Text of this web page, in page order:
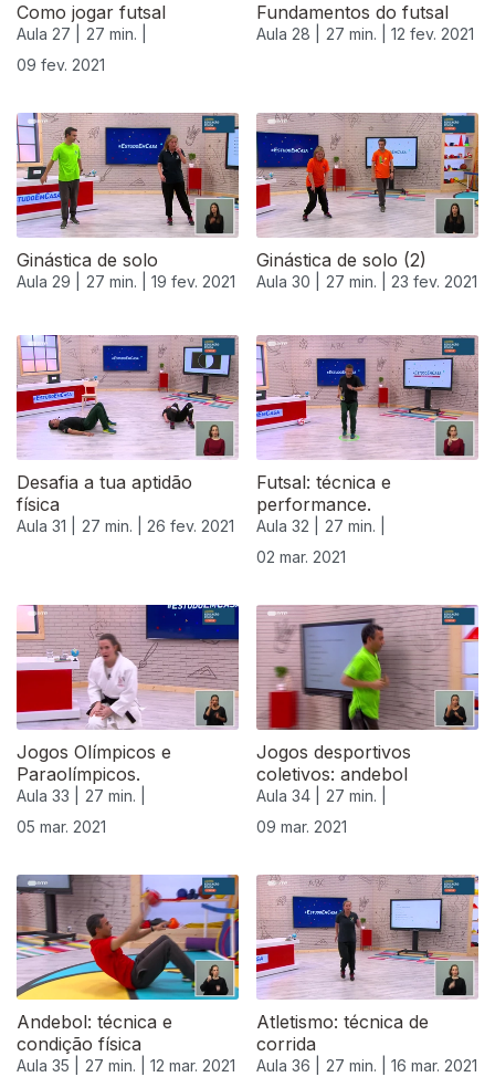
Como jogar futsal
Aula 27 |
27 min. |
09 fev. 2021
Fundamentos do futsal
Aula 28 | 27 min. | 12 fev. 2021
Ginástica de solo
Aula 29 | 27 min. | 19 fev. 2021
Ginástica de solo (2)
Aula 30 | 27 min. | 23 fev. 2021
Desafia a tua aptidão
física
Aula 31 | 27 min. | 26 fev. 2021
Futsal: técnica e
performance.
Aula 32 |
27 min. |
02 mar. 2021
Jogos Olímpicos e
Paraolímpicos.
Aula 33 |
27 min. |
05 mar. 2021
Jogos desportivos
coletivos: andebol
Aula 34 |
27 min. |
09 mar. 2021
Andebol: técnica e
condição física
Aula 35 | 27 min. | 12 mar. 2021
Atletismo: técnica de
corrida
Aula 36 | 27 min. | 16 mar. 2021
530869